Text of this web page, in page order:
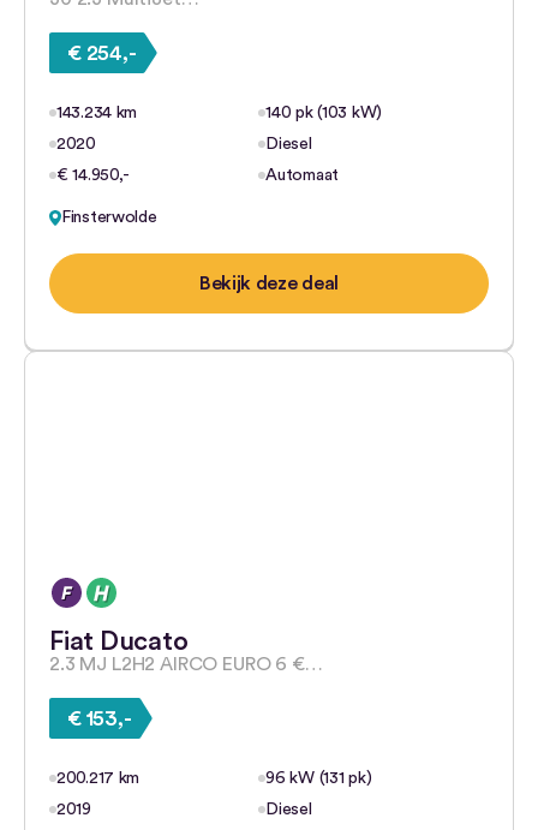
€ 254,-
143.234 km
140 pk (103 kW)
2020
Diesel
€ 14.950,-
Automaat
Finsterwolde
Bekijk deze deal
Fiat Ducato
2.3 MJ L2H2 AIRCO EURO 6 €…
€ 153,-
200.217 km
96 kW (131 pk)
2019
Diesel